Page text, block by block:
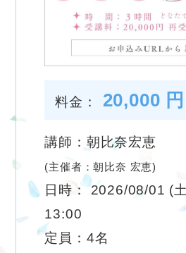
料金： 20,000 円
講師：朝比奈宏恵
(主催者：朝比奈 宏恵)
日時： 2026/08/01 (
13:00
定員：4名